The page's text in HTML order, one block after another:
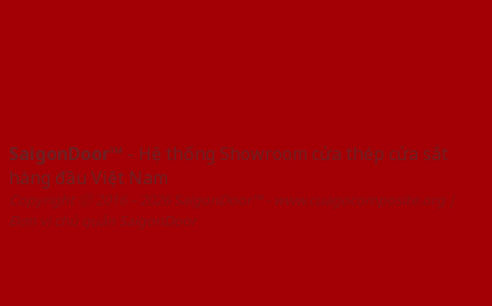
SaigonDoor™ - Hệ thống Showroom cửa thép cửa sắt
hàng đầu Việt Nam
Copyright ⓒ 2016 – 2026 SaigonDoor™ - www.cuagocomposite.org |
Đơn vị chủ quản SaigonDoor